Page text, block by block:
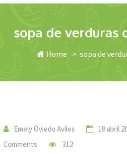
contentsopa de verduras
Home > sopa de
Emely Oviedo Aviles 19 abril
Comments
312